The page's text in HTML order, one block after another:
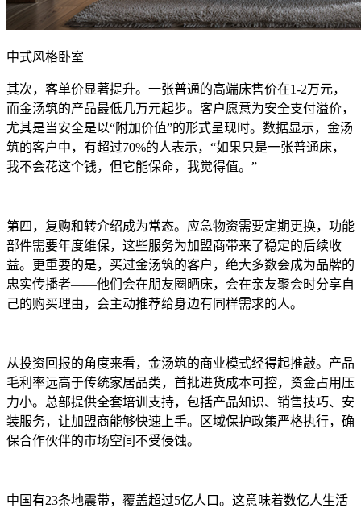
中式风格卧室
其次，客单价显著提升。一张普通的高端床售价在1-2万元，
而金汤筑的产品最低几万元起步。客户愿意为安全支付溢价，
尤其是当安全是以“附加价值”的形式呈现时。数据显示，金汤
筑的客户中，有超过70%的人表示，“如果只是一张普通床，
我不会花这个钱，但它能保命，我觉得值。”
第四，复购和转介绍成为常态。应急物资需要定期更换，功能
部件需要年度维保，这些服务为加盟商带来了稳定的后续收
益。更重要的是，买过金汤筑的客户，绝大多数会成为品牌的
忠实传播者——他们会在朋友圈晒床，会在亲友聚会时分享自
己的购买理由，会主动推荐给身边有同样需求的人。
从投资回报的角度来看，金汤筑的商业模式经得起推敲。产品
毛利率远高于传统家居品类，首批进货成本可控，资金占用压
力小。总部提供全套培训支持，包括产品知识、销售技巧、安
装服务，让加盟商能够快速上手。区域保护政策严格执行，确
保合作伙伴的市场空间不受侵蚀。
中国有23条地震带，覆盖超过5亿人口。这意味着数亿人生活